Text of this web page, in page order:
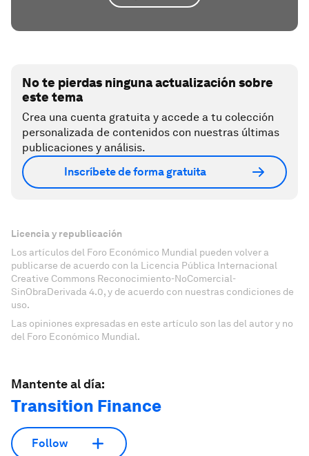
No te pierdas ninguna actualización sobre
este tema
Crea una cuenta gratuita y accede a tu colección
personalizada de contenidos con nuestras últimas
publicaciones y análisis.
Inscríbete de forma gratuita
Licencia y republicación
Los artículos del Foro Económico Mundial pueden volver a
publicarse de acuerdo con la Licencia Pública Internacional
Creative Commons Reconocimiento-NoComercial-
SinObraDerivada 4.0, y de acuerdo con nuestras condiciones de
uso.
Las opiniones expresadas en este artículo son las del autor y no
del Foro Económico Mundial.
Mantente al día:
Transition Finance
Follow